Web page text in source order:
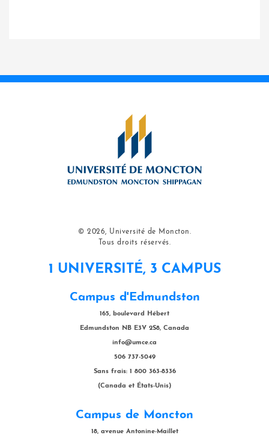
© 2026, Université de Moncton.
Tous droits réservés.
1 UNIVERSITÉ, 3 CAMPUS
Campus d'Edmundston
165, boulevard Hébert
Edmundston NB E3V 2S8, Canada
info@umce.ca
506 737-5049
Sans frais: 1 800 363-8336
(Canada et États-Unis)
Campus de Moncton
18, avenue Antonine-Maillet